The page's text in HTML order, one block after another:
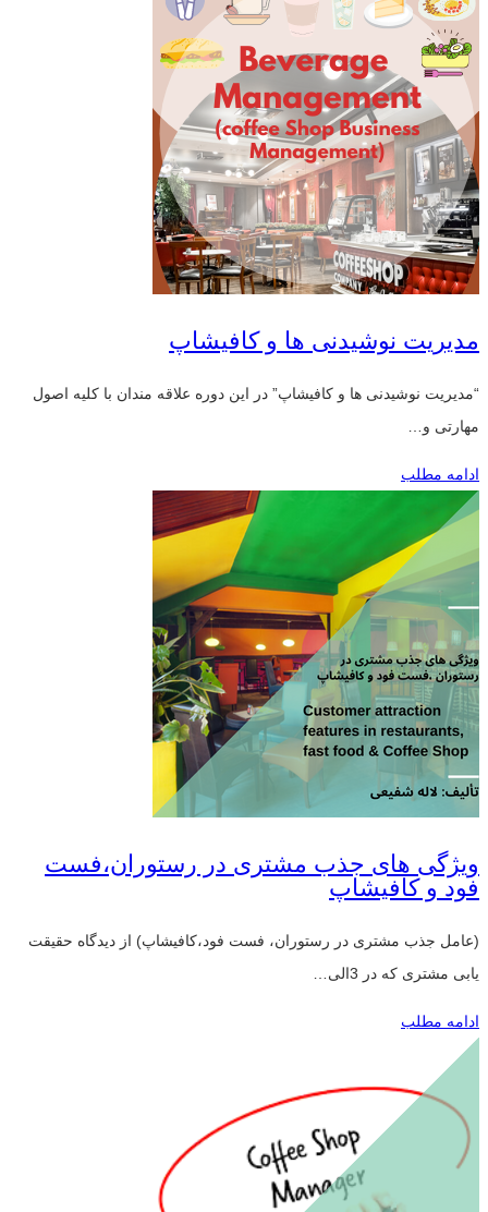
مدیریت نوشیدنی ها و کافیشاپ
“مدیریت نوشیدنی ها و کافیشاپ” در این دوره علاقه مندان با کلیه اصول
مهارتی و…
ادامه مطلب
ویژگی های جذب مشتری در رستوران،فست
فود و کافیشاپ
(عامل جذب مشتری در رستوران، فست فود،کافیشاپ) از دیدگاه حقیقت
یابی مشتری که در 3الی…
ادامه مطلب